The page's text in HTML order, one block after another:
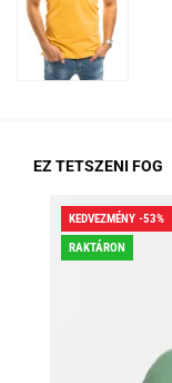
EZ TETSZENI FOG
KEDVEZMÉNY -53%
RAKTÁRON